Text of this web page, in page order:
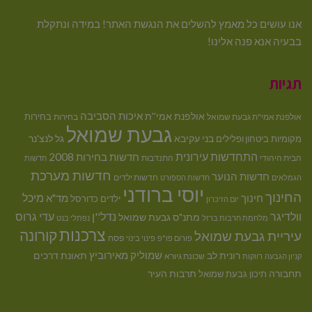
אנו עושים כל מאמץ להשלים את הנגשת האתר! במידה ונתקלת
בבעיה אנא פנה אלינו!
תגיות
אולפנת אמי"ת גבעת שמואל אולפנת אמי''תאיכות הסביבה בחירות בחירות
מקומיות ביטחון ופלילים בני עקיבא גבעת שמואל גל לנצ'נר
הבית היהודי התחדשות עירונית התנדבות חדשות בחירות 2008 חדשות
הגמלאים חדשות הנוער חדשות הספורט חדשות ילדים חדשות מערכת
החינוך חינוך יום הזיכרון יוסי ברודני ילדים כדורסל מד"א מיכל
וולדיגר מלחמת חרבות ברזל מתנ"ס גבעת שמואל נדל''ן נפתלי בנט עדי גרוס
עיריית גבעת שמואל פורום פו"פ פינוי בינוי פסח צרכנותקורונה
קניון הגבעה רווקות רונית לב שכונת גיורא שמוליק מאירוביץ תאונת דרכים
תחבורה תיכון גבעת שמואל תרבות העיר